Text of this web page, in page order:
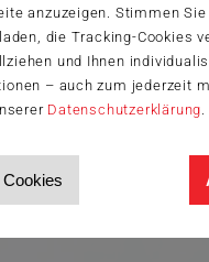
anzuzeigen. Stimmen
die Tracking-Cookies
und Ihnen
– auch zum jederzeit
Datenschutzerklärung